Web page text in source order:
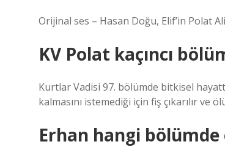
Orijinal ses – Hasan Doğu, Elif’in Polat
KV Polat kaçıncı
Kurtlar Vadisi 97. bölümde bitkisel
kalmasını istemediği için fiş çıkarılır ve
Erhan hangi bölümde